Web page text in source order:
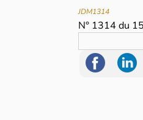
JDM1314
N° 1314 du